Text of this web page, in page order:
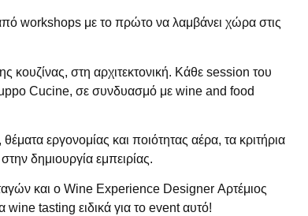
workshops με το πρώτο να λαμβάνει χώρα στις
στη αρχιτεκτονική. Κάθε session του
Cucine, σε συνδυασμό με wine and food
εργονομίας και ποιότητας αέρα, τα κριτήρια
δημιουργία εμπειρίας.
και ο Wine Experience Designer Αρτέμιος
wine tasting ειδικά για το event αυτό!